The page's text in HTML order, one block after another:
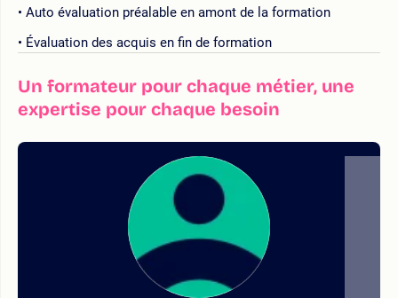
Auto évaluation préalable en amont de la formation
Évaluation des acquis en fin de formation
Un formateur pour chaque métier, une
expertise pour chaque besoin